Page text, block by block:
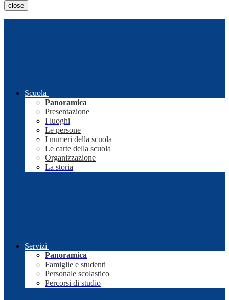
close
Scuola
Panoramica
Presentazione
I luoghi
Le persone
I numeri della scuola
Le carte della scuola
Organizzazione
La storia
Servizi
Panoramica
Famiglie e studenti
Personale scolastico
Percorsi di studio